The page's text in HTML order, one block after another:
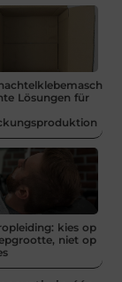
Lösungen für
kies op
niet op